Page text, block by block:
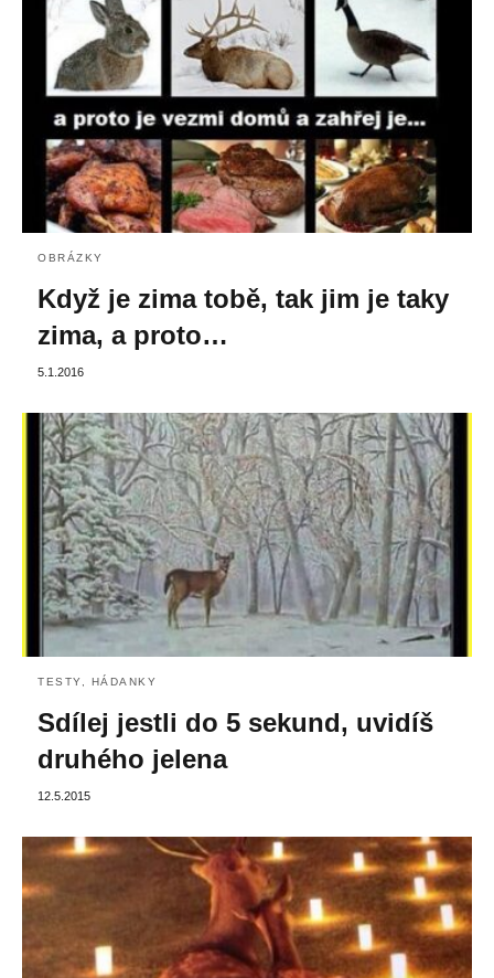
OBRÁZKY
Když je zima tobě, tak jim je taky
zima, a proto…
5.1.2016
TESTY, HÁDANKY
Sdílej jestli do 5 sekund, uvidíš
druhého jelena
12.5.2015